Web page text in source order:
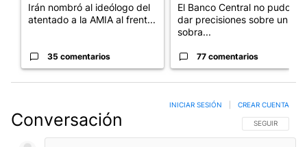
Irán nombró al ideólogo del
atentado a la AMIA al frent...
35 comentarios
El Banco Central no pudo
dar precisiones sobre un
sobra...
77 comentarios
Conversación SIGA ESTA
SEGUIR
INICIAR SESIÓN CREAR CUENTA